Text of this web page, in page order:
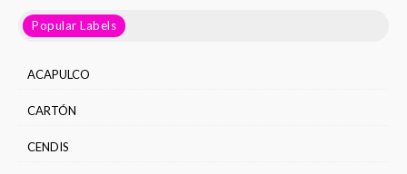
Popular Labels
ACAPULCO
CARTÓN
CENDIS